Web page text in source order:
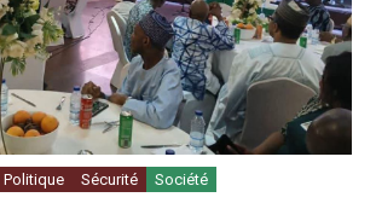
Politique Sécurité Société